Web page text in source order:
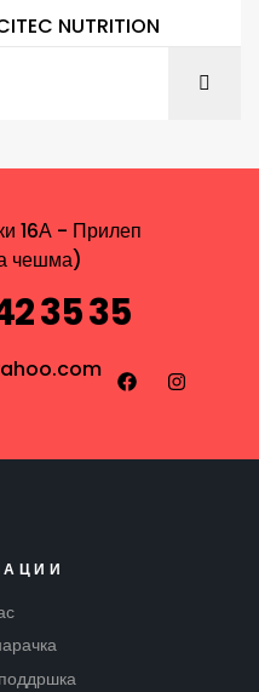
NUTRITION
16А - Прилеп
чешма)
35 35